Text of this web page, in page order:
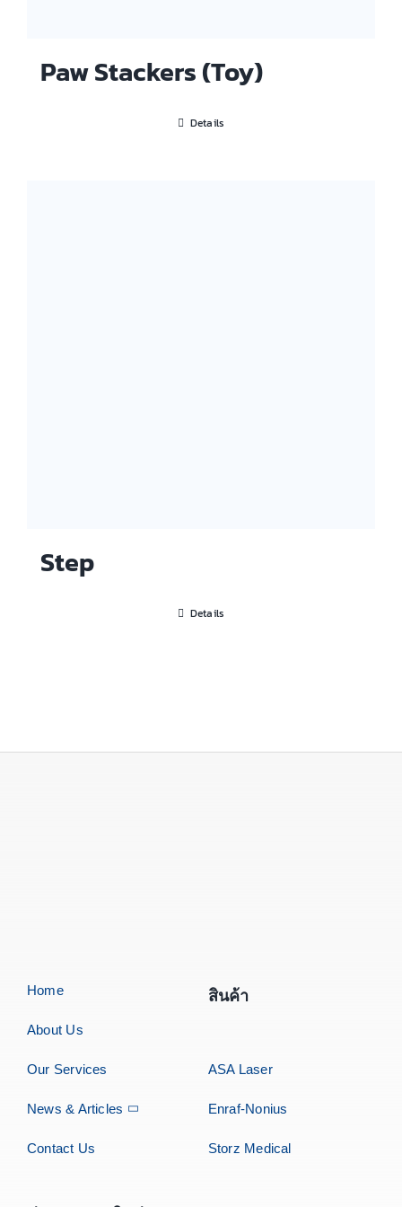
Paw Stackers (Toy)
Details
Step
Details
Home
About Us
Our Services
News & Articles
Contact Us
สินค้า
ASA Laser
Enraf-Nonius
Storz Medical